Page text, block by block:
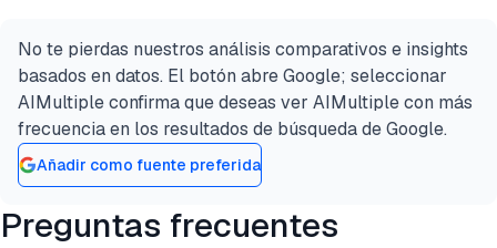
No te pierdas nuestros análisis comparativos e insights
basados en datos. El botón abre Google; seleccionar
AIMultiple confirma que deseas ver AIMultiple con más
frecuencia en los resultados de búsqueda de Google.
Añadir como fuente preferida
Preguntas frecuentes